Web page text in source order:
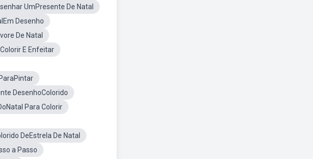
UmPresente De Natal
Desenho
De Natal
E Enfeitar
DesenhoColorido
Para Colorir
DeEstrela De Natal
a Passo